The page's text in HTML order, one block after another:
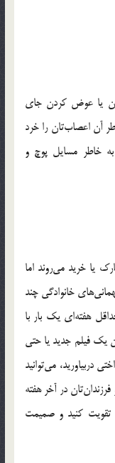
يا عوض کردن جاي
آن اعصاب‌تان را خرد
خاطر مسايل پوچ و
يا خريد مي‌روند اما
خانوادگي چند
هفته‌اي يک بار با
يک فيلم جديد يا حتي
دربياوريد، مي‌توانيد
در آخر هفته
تقويت کنيد و صميمت